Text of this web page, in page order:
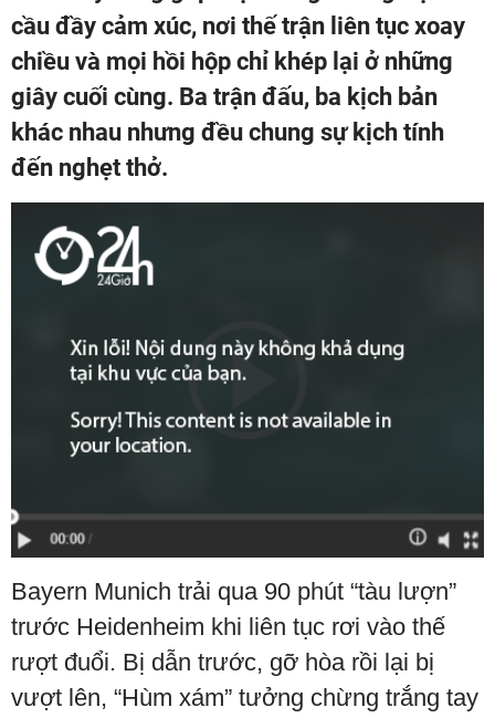
cầu đầy cảm xúc, nơi thế trận liên tục xoay
chiều và mọi hồi hộp chỉ khép lại ở những
giây cuối cùng. Ba trận đấu, ba kịch bản
khác nhau nhưng đều chung sự kịch tính
đến nghẹt thở.
Bayern Munich trải qua 90 phút “tàu lượn”
trước Heidenheim khi liên tục rơi vào thế
rượt đuổi. Bị dẫn trước, gỡ hòa rồi lại bị
vượt lên, “Hùm xám” tưởng chừng trắng tay